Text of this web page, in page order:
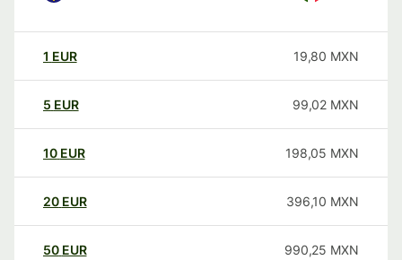
1 EUR 19,80 MXN
5 EUR 99,02 MXN
10 EUR 198,05 MXN
20 EUR 396,10 MXN
50 EUR 990,25 MXN